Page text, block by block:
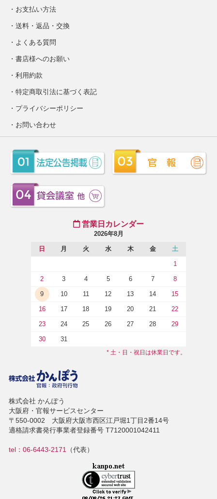
お支払い方法
送料・返品・交換
よくある質問
書店様へのお願い
利用約款
特定商取引法に基づく表記
プライバシーポリシー
お問い合わせ
営業日カレンダー
2026年8月
日 月 火 水 木 金 土
1
2 3 4 5 6 7 8
9 10 11 12 13 14 15
16 17 18 19 20 21 22
23 24 25 26 27 28 29
30 31
* 土・日・祝日は休業日です。
株式会社 かんぽう
大阪府・官報サービスセンター
〒550-0002 大阪府大阪市西区江戸堀1丁目2番14号
適格請求書発行事業者登録番号 T7120001042411
tel：06-6443-2171（代表）